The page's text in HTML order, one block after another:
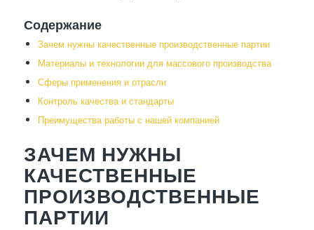
Содержание
Зачем нужны качественные производственные партии
Материалы и технологии для массового производства
Сферы применения и отрасли
Контроль качества и стандарты
Преимущества работы с нашей компанией
ЗАЧЕМ НУЖНЫ
КАЧЕСТВЕННЫЕ
ПРОИЗВОДСТВЕННЫЕ
ПАРТИИ